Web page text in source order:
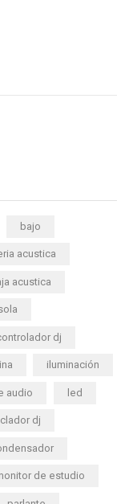
bajo
acustica
acustica
dj
iluminación
audio led
dj
de estudio